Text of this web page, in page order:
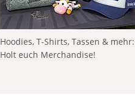
Hoodies, T-Shirts, Tassen & mehr:
Holt euch Merchandise!